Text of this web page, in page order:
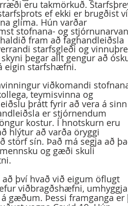
eru takmörkuð.
ef ekki er brugðist
glíma. Hún varðar
stofnana- og
fram að faghandleiðsla
starfsgleði og
þegar allt gengur að
eigin starfshæfni.
teymisvinna og
þrátt fyrir að vera á sinn
er stjórnendum
kostur. Í hnotskurn eru
hlýtur að varða öryggi
störf sín. Það má segja að
og gæði skuli
viðbragðshæfni,
gæðum. Þessi framganga